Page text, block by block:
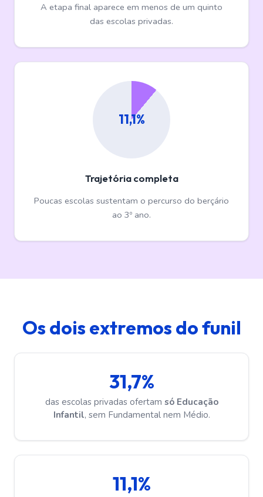
A etapa final aparece em menos de um quinto
das escolas privadas.
11,1%
Trajetória completa
Poucas escolas sustentam o percurso do berçário
ao 3º ano.
Os dois extremos do funil
31,7%
das escolas privadas ofertam só Educação
Infantil, sem Fundamental nem Médio.
11,1%